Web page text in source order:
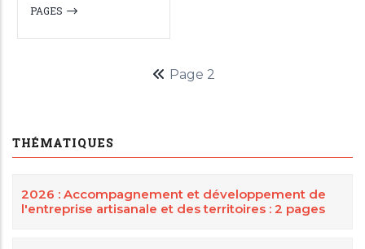
PAGES
PagePage 2
THÉMATIQUES
2026 : Accompagnement et développement de
l'entreprise artisanale et des territoires : 2 pages